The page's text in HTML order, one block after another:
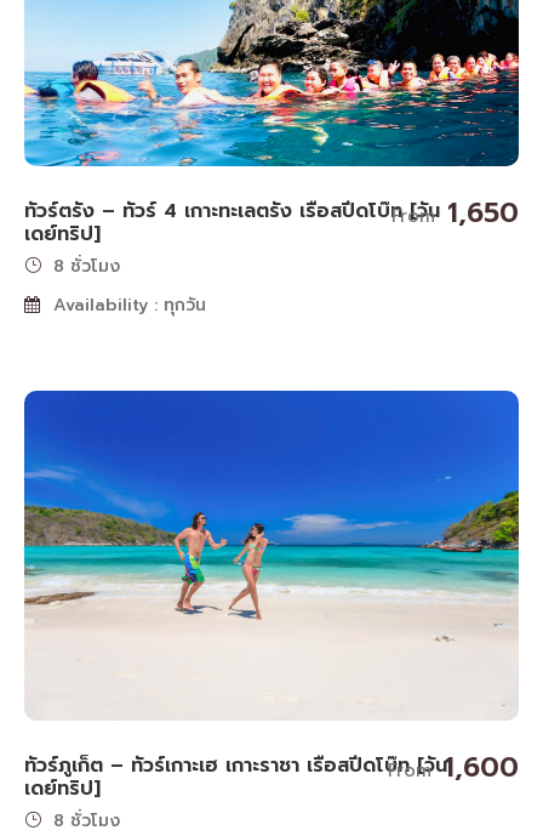
ทัวร์ตรัง – ทัวร์ 4 เกาะทะเลตรัง เรือสปีดโบ๊ท [วัน
เดย์ทริป]
From 1,650
8 ชั่วโมง
Availability : ทุกวัน
ทัวร์ภูเก็ต – ทัวร์เกาะเฮ เกาะราชา เรือสปีดโบ๊ท [วัน
เดย์ทริป]
From 1,600
8 ชั่วโมง